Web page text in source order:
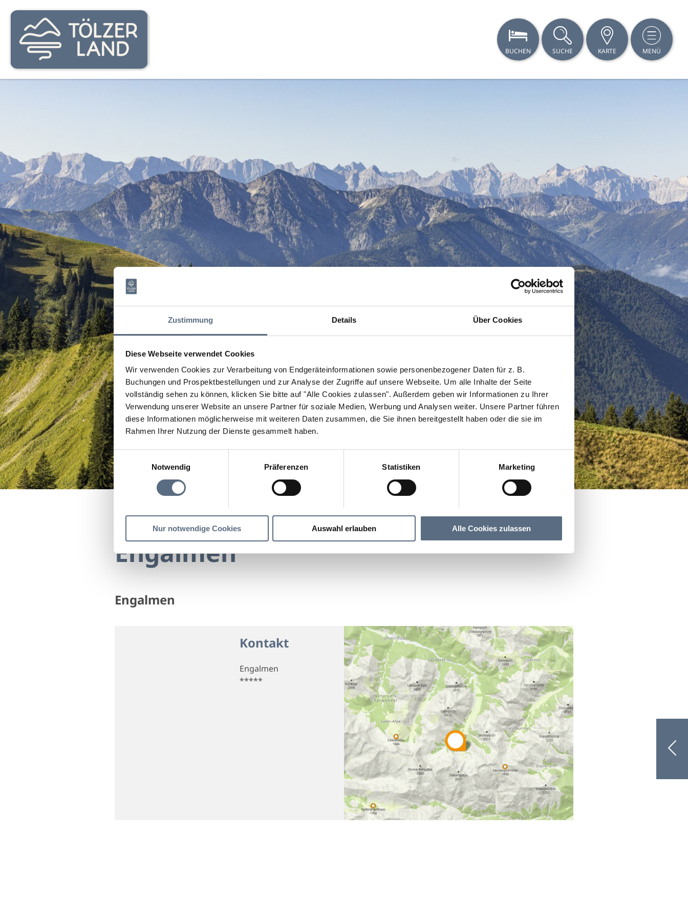
Zustimmung Details Über Cookies
Diese Webseite verwendet Cookies
Wir verwenden Cookies zur Verarbeitung von Endgeräteinformationen sowie personenbezogener Daten für z. B.
Buchungen und Prospektbestellungen und zur Analyse der Zugriffe auf unsere Webseite. Um alle Inhalte der Seite
vollständig sehen zu können, klicken Sie bitte auf "Alle Cookies zulassen". Außerdem geben wir Informationen zu Ihrer
Verwendung unserer Website an unsere Partner für soziale Medien, Werbung und Analysen weiter. Unsere Partner führen
diese Informationen möglicherweise mit weiteren Daten zusammen, die Sie ihnen bereitgestellt haben oder die sie im
Rahmen Ihrer Nutzung der Dienste gesammelt haben.
Einwilligungsauswahl
Notwendig
Präferenzen Statistiken Marketing
Nur notwendige Cookies Auswahl erlauben Alle Cookies zulassen
BUCHEN SUCHE KARTE MENÜ
Engalmen
Engalmen
Kontakt
Engalmen
*****